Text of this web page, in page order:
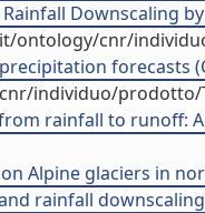
Downscaling
ontology/cnr/
forecasts
individuo/prodotto/
rainfall to runoff:
Alpine glaciers in
rainfall